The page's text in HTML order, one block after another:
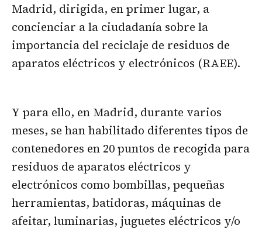
Madrid, dirigida, en primer lugar, a
concienciar a la ciudadanía sobre la
importancia del reciclaje de residuos de
aparatos eléctricos y electrónicos (RAEE).
Y para ello, en Madrid, durante varios
meses, se han habilitado diferentes tipos de
contenedores en 20 puntos de recogida para
residuos de aparatos eléctricos y
electrónicos como bombillas, pequeñas
herramientas, batidoras, máquinas de
afeitar, luminarias, juguetes eléctricos y/o